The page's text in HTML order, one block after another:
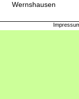
Wernshausen